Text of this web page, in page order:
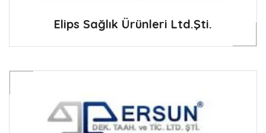
Elips Sağlık Ürünleri Ltd.Şti.